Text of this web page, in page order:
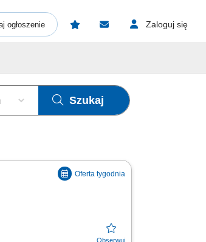
ogłoszenie Zaloguj się
Szukaj